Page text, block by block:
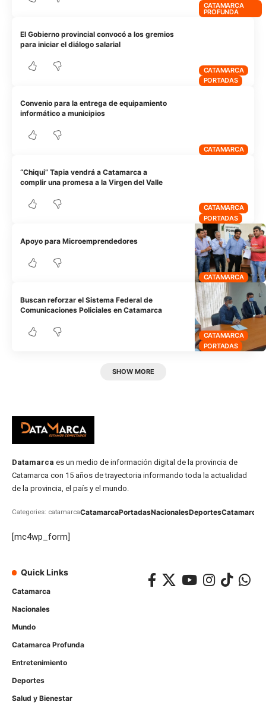
CATAMARCA
PROFUNDA
CATAMARCA
PORTADAS
El Gobierno provincial convocó a los gremios
para iniciar el diálogo salarial
CATAMARCA
Convenio para la entrega de equipamiento
informático a municipios
CATAMARCA
PORTADAS
“Chiqui” Tapia vendrá a Catamarca a
complir una promesa a la Virgen del Valle
CATAMARCA
Apoyo para Microemprendedores
CATAMARCA
PORTADAS
Buscan reforzar el Sistema Federal de
Comunicaciones Policiales en Catamarca
SHOW MORE
Datamarca es un medio de información digital de la provincia de
Catamarca con 15 años de trayectoria informando toda la actualidad
de la provincia, el país y el mundo.
Categories: catamarcaCatamarcaPortadasNacionalesDeportesCatamarca
[mc4wp_form]
Quick Links
Catamarca
Nacionales
Mundo
Catamarca Profunda
Entretenimiento
Deportes
Salud y Bienestar